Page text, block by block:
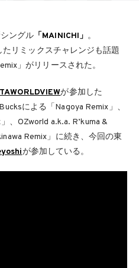
ングル 「MAINICHI」 。
リミックスチャレンジも話題
」がリリースされた。
が参加した
による「Nagoya Remix」、
、OZworld a.k.a. R’kuma &
Remix」に続き、今回の東
が参加している。